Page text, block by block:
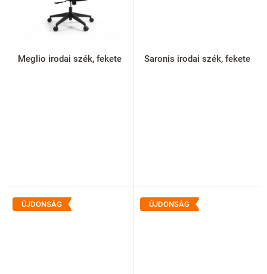
Meglio irodai szék, fekete Saronis irodai szék, fekete
ÚJDONSÁG ÚJDONSÁG